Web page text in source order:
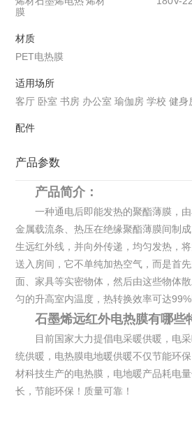
膜
材质
PET电热膜
适用场所
客厅 卧室 书房 办公室 瑜伽房 学校 健身
配件
产品参数
产品简介：
一种通电后即能发热的聚酯薄膜，
金属载流条、热压在绝缘聚酯薄膜间制
生远红外线，并向外传递，均匀发热，
送入房间，它不单纯加热空气，而是首
面、家具等实密物体，然后由这些物体
匀的升高室内温度，热转换效率可达99%
石墨烯远红外电热膜有哪些
目前国家大力提倡电采暖供暖，电
统供暖，电热膜电地暖供暖不仅节能环
材科技生产的电热膜，电地暖产品耗电
长，节能环保！质量可靠！